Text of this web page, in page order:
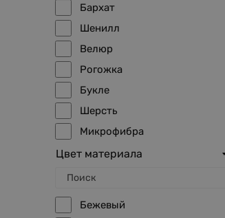
Бархат
Шенилл
Велюр
Рогожка
Букле
Шерсть
Микрофибра
Вельвет
Цвет материала
Бежевый